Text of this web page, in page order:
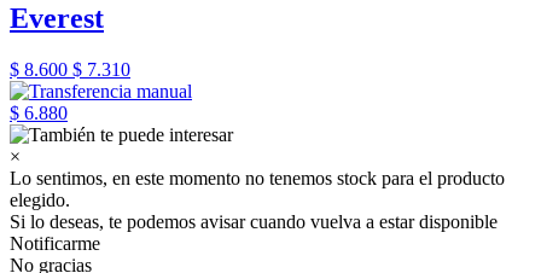
Everest
$ 8.600 $ 7.310
$ 6.880
×
Lo sentimos, en este momento no tenemos stock para el producto
elegido.
Si lo deseas, te podemos avisar cuando vuelva a estar disponible
Notificarme
No gracias